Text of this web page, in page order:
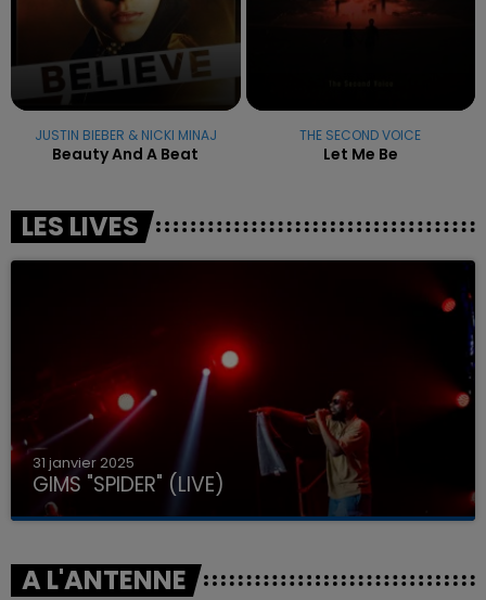
JUSTIN BIEBER & NICKI MINAJ
Beauty And A Beat
THE SECOND VOICE
Let Me Be
LES LIVES
31 janvier 2025
GIMS "SPIDER" (LIVE)
A L'ANTENNE